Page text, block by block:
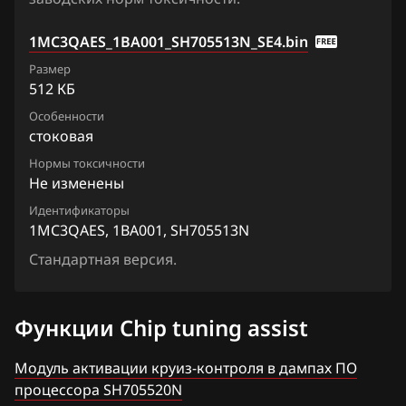
Ford
Forthing
Foton
GAC
Geely
Genesis
GMC
Groz
Haima
Haval
Qashqai, Dualis, Rogue
Quest
Sentra
Serena
Stagea
Sunny
Teana (J31)
Teana (L33)
Tiida
1MC3QAES_1BA001_SH705513N
1MC3QAES_1BA00A_SH705513N
1MC3QAES_1BA01C_SH705513N
1MC3QAES_1BA02B_SH705513N
1MC3QAES_1BA03B_SH705513N
1MC3QAES_1BA06B_SH705513N
1MC3QAES_1BA106_SH705513N
1MC3QAES_1BA116_SH705513N
1MC3QAES_1BA001_SH705513N_SE4.bin
Размер
512 КБ
Особенности
стоковая
Нормы токсичности
Не изменены
Идентификаторы
1MC3QAES, 1BA001, SH705513N
Стандартная версия.
Функции Chip tuning assist
Модуль активации круиз-контроля в дампах ПО
процессора SH705520N